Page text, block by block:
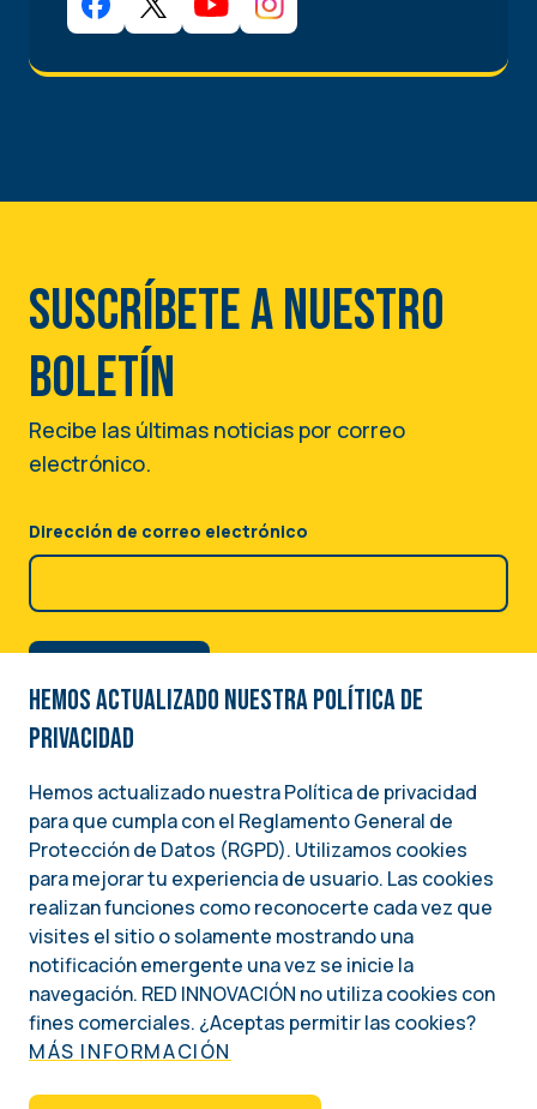
Suscríbete a nuestro
boletín
Recibe las últimas noticias por correo
electrónico.
Dirección de correo electrónico
Image
Una iniciativa del
INSTITUTO NACIONAL DEMÓCRATA PARA ASUNTOS INTERNACIONALES (NDI)
Social
QUIÉNES SOMOS
Hemos actualizado nuestra Política de
privacidad
Hemos actualizado nuestra Política de privacidad
para que cumpla con el Reglamento General de
Protección de Datos (RGPD). Utilizamos cookies
para mejorar tu experiencia de usuario. Las cookies
realizan funciones como reconocerte cada vez que
visites el sitio o solamente mostrando una
notificación emergente una vez se inicie la
navegación. RED INNOVACIÓN no utiliza cookies con
fines comerciales. ¿Aceptas permitir las cookies?
MÁS INFORMACIÓN